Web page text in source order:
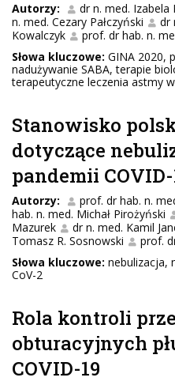
Autorzy: dr n. med. Izabela
n. med. Cezary Pałczyński
dr
Kowalczyk
prof. dr hab. n.
Słowa kluczowe: GINA 2020,
nadużywanie SABA, terapie
terapeutyczne leczenia astmy
Stanowisko
dotyczące
pandemii COVID-
Autorzy: prof. dr hab. n.
hab. n. med. Michał Pirożyński
Mazurek
dr n. med. Kamil
Tomasz R. Sosnowski
prof.
Słowa kluczowe: nebulizacja,
CoV-2
Rola kontroli
obturacyjnych
COVID-19